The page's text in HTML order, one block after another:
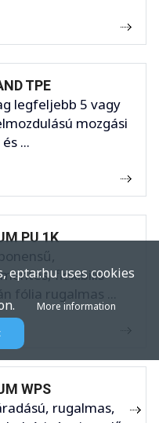
TPE
legfeljebb 5 vagy
mozgási
...
PU 1K
flexibilis
fólia rugalmas ...
WPS
rugalmas,
uses cookies
More information